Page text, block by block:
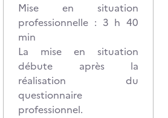
Mise en situation
professionnelle : 3 h 40
min
La mise en situation
débute après la
réalisation du
questionnaire
professionnel.